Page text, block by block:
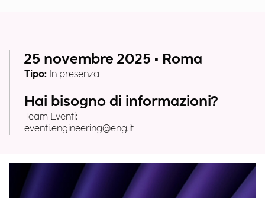
25 novembre 2025 • Roma
Tipo: In presenza
Hai bisogno di informazioni?
Team Eventi:
eventi.engineering@eng.it